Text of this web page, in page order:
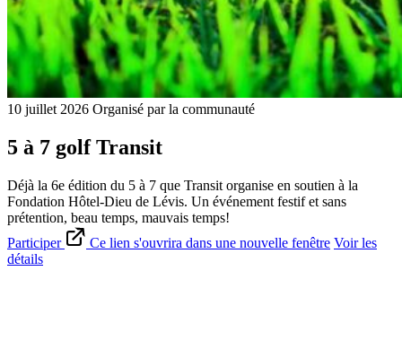
10 juillet 2026 Organisé par la communauté
5 à 7 golf Transit
Déjà la 6e édition du 5 à 7 que Transit organise en soutien à la
Fondation Hôtel-Dieu de Lévis. Un événement festif et sans
prétention, beau temps, mauvais temps!
Participer
Ce lien s'ouvrira dans une nouvelle fenêtre Voir les
détails